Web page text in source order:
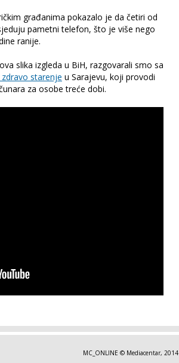
građanima pokazalo je da četiri od
pametni telefon, što je više nego
ranije.
slika izgleda u BiH, razgovarali smo sa
starenje u Sarajevu, koji provodi
za osobe treće dobi.
MC_ONLINE © Mediacentar, 2014